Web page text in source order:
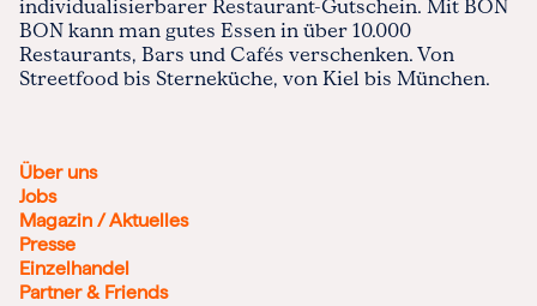
individualisierbarer Restaurant-Gutschein. Mit BON
BON kann man gutes Essen in über 10.000
Restaurants, Bars und Cafés verschenken. Von
Streetfood bis Sterneküche, von Kiel bis München.
Über uns
Jobs
Magazin / Aktuelles
Presse
Einzelhandel
Partner & Friends